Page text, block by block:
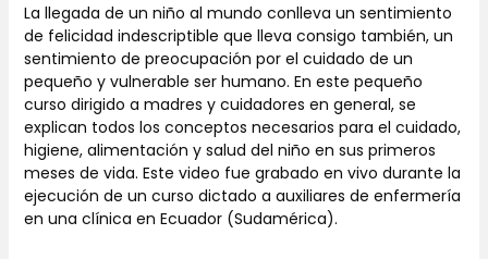
La llegada de un niño al mundo conlleva un sentimiento
de felicidad indescriptible que lleva consigo también, un
sentimiento de preocupación por el cuidado de un
pequeño y vulnerable ser humano. En este pequeño
curso dirigido a madres y cuidadores en general, se
explican todos los conceptos necesarios para el cuidado,
higiene, alimentación y salud del niño en sus primeros
meses de vida. Este video fue grabado en vivo durante la
ejecución de un curso dictado a auxiliares de enfermería
en una clínica en Ecuador (Sudamérica).